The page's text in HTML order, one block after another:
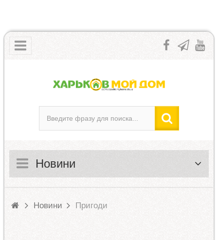
Новини
Новини Пригоди